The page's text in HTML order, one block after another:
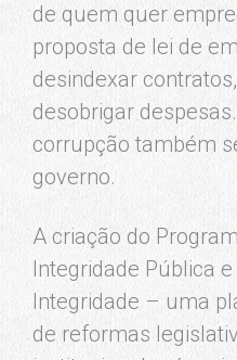
de quem quer
proposta de lei de
desindexar
desobrigar
corrupção também
governo.
A criação do
Integridade Pública
Integridade – uma
de reformas